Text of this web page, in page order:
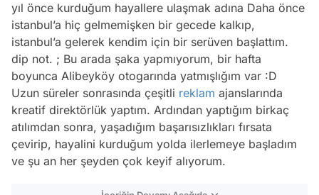
yıl önce kurduğum hayallere ulaşmak adına Daha önce
istanbul’a hiç gelmemişken bir gecede kalkıp,
istanbul’a gelerek kendim için bir serüven başlattım.
dip not. ; Bu arada şaka yapmıyorum, bir hafta
boyunca Alibeyköy otogarında yatmışlığım var :D
Uzun süreler sonrasında çeşitli reklam ajanslarında
kreatif direktörlük yaptım. Ardından yaptığım birkaç
atılımdan sonra, yaşadığım başarısızlıkları fırsata
çevirip, hayalini kurduğum yolda ilerlemeye başladım
ve şu an her şeyden çok keyif alıyorum.